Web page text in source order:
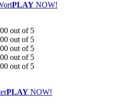
PLAY NOW!
PLAY NOW!